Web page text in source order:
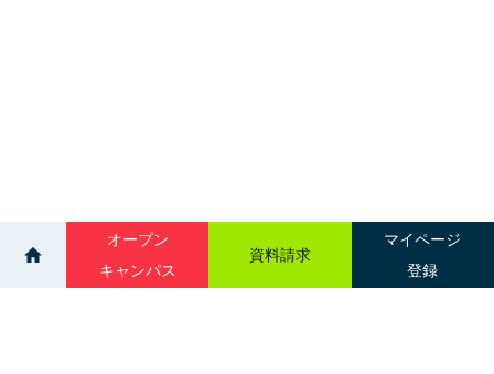
オープン
キャンパス
資料請求
マイページ
登録